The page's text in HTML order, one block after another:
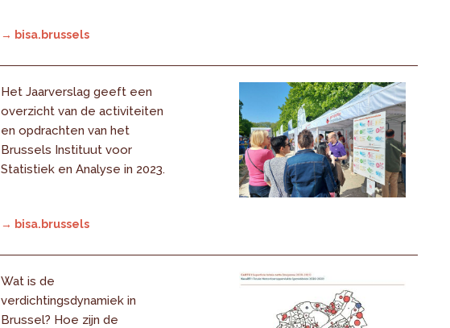
→ bisa.brussels
Het Jaarverslag geeft een
overzicht van de activiteiten
en opdrachten van het
Brussels Instituut voor
Statistiek en Analyse in 2023.
→ bisa.brussels
Wat is de
verdichtingsdynamiek in
Brussel? Hoe zijn de